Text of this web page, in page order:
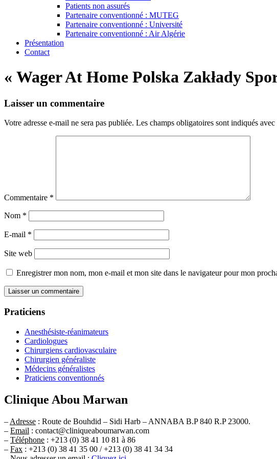
Patients non assurés
Partenaire conventionné : MUTEG
Partenaire conventionné : Université
Partenaire conventionné : Air Algérie
Présentation
Contact
« Wager At Home Polska Zakłady
Laisser un commentaire
Votre adresse e-mail ne sera pas publiée. Les champs obligatoires sont indiqués avec
Commentaire *
Nom *
E-mail *
Site web
Enregistrer mon nom, mon e-mail et mon site dans le navigateur pour mon
Praticiens
Anesthésiste-réanimateurs
Cardiologues
Chirurgiens cardiovasculaire
Chirurgien généraliste
Médecins généralistes
Praticiens conventionnés
Clinique Abou Marwan
– Adresse : Route de Bouhdid – Sidi Harb – ANNABA B.P 840 R.P 23000.
– Email : contact@cliniqueaboumarwan.com
– Téléphone : +213 (0) 38 41 10 81 à 86
– Fax : +213 (0) 38 41 35 00 / +213 (0) 38 41 34 34